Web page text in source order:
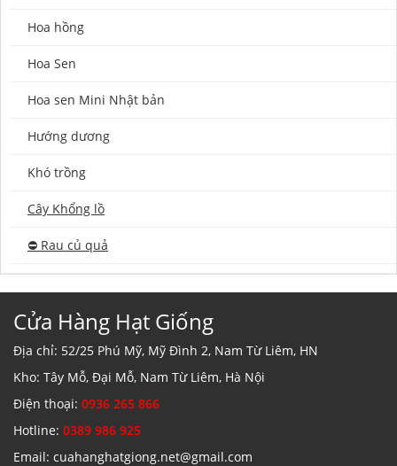
Hoa hồng
Hoa Sen
Hoa sen Mini Nhật bản
Hướng dương
Khó trồng
Cây Khổng lồ
⛔️ Rau củ quả
Cửa Hàng Hạt Giống
Địa chỉ: 52/25 Phú Mỹ, Mỹ Đình 2, Nam Từ Liêm, HN
Kho: Tây Mỗ, Đại Mỗ, Nam Từ Liêm, Hà Nội
Điện thoại: 0936 265 866
Hotline: 0389 986 925
Email: cuahanghatgiong.net@gmail.com